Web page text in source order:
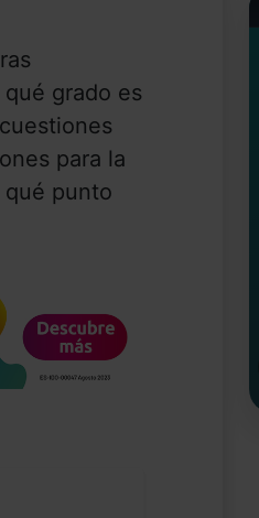
grado es
para la
punto